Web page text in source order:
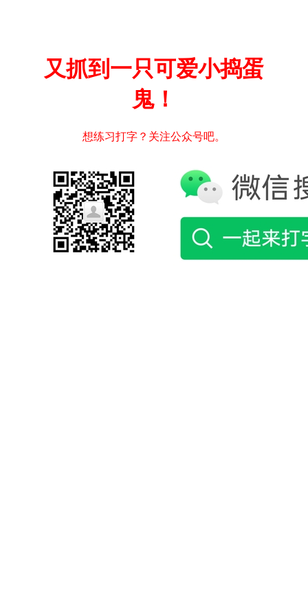
又抓到一只可爱小捣蛋
鬼！
想练习打字？关注公众号吧。